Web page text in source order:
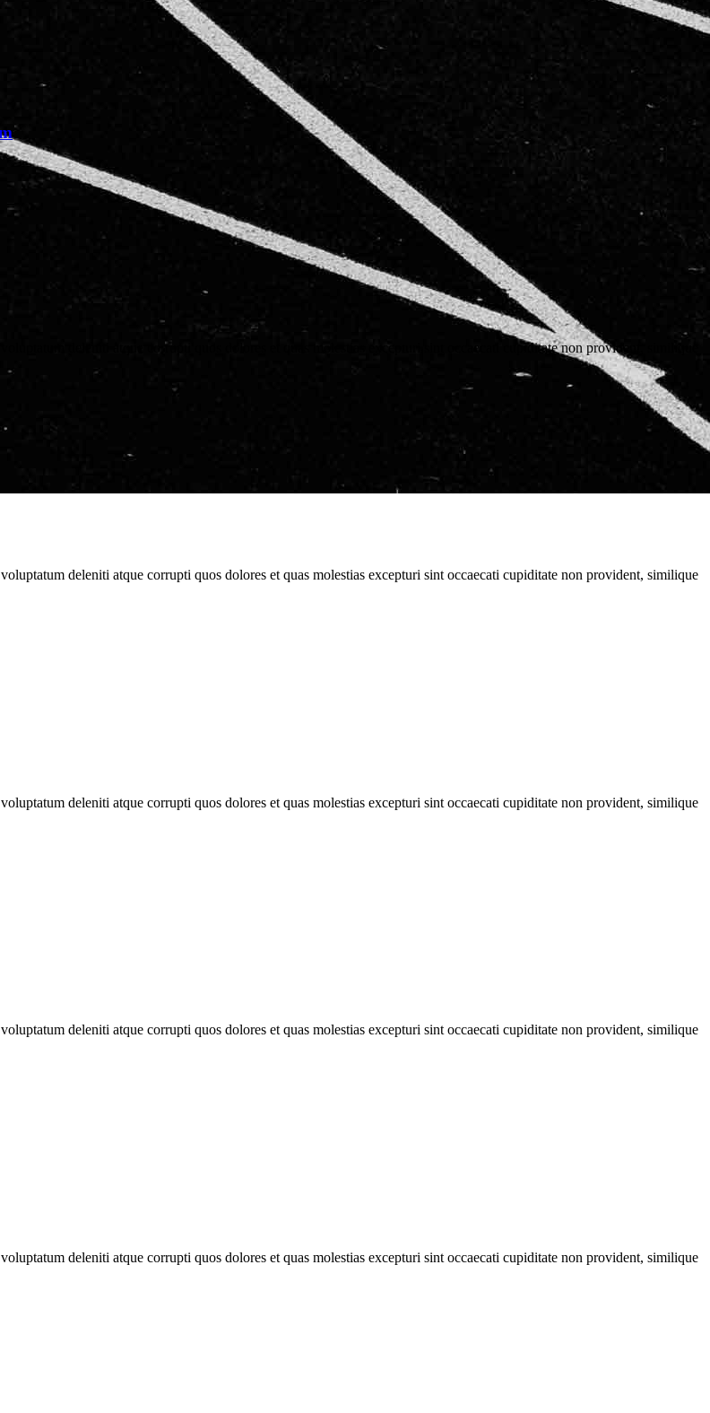
deleniti atque corrupti quos dolores et quas molestias excepturi sint occaecati cupiditate non provident, similique
deleniti atque corrupti quos dolores et quas molestias excepturi sint occaecati cupiditate non provident, similique
deleniti atque corrupti quos dolores et quas molestias excepturi sint occaecati cupiditate non provident, similique
deleniti atque corrupti quos dolores et quas molestias excepturi sint occaecati cupiditate non provident, similique
deleniti atque corrupti quos dolores et quas molestias excepturi sint occaecati cupiditate non provident, similique